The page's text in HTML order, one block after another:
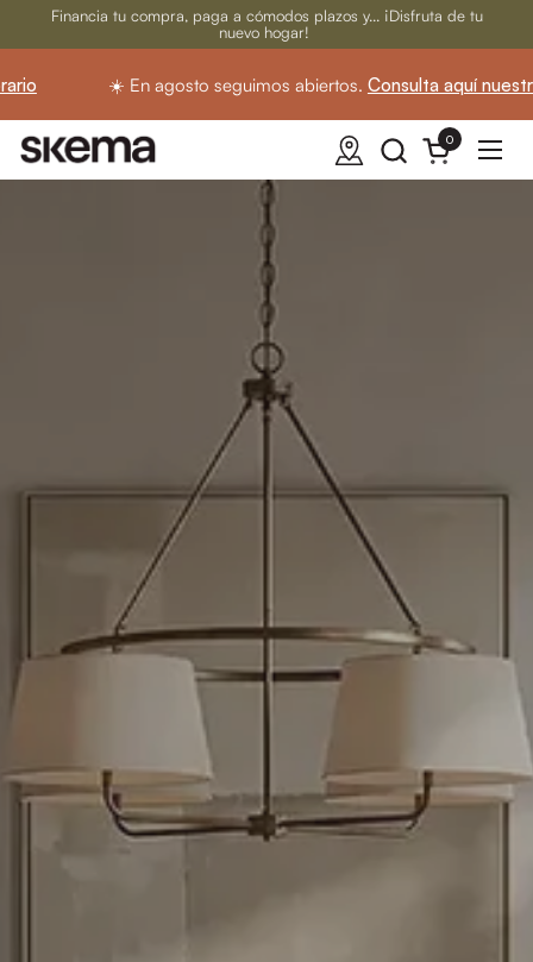
Ir al contenido
Financia tu compra, paga a cómodos plazos y... ¡Disfruta de tu
nuevo hogar!
☀️ En agosto seguimos abiertos.Consulta aquí nuestro
Abrir carrito
0
Abrir